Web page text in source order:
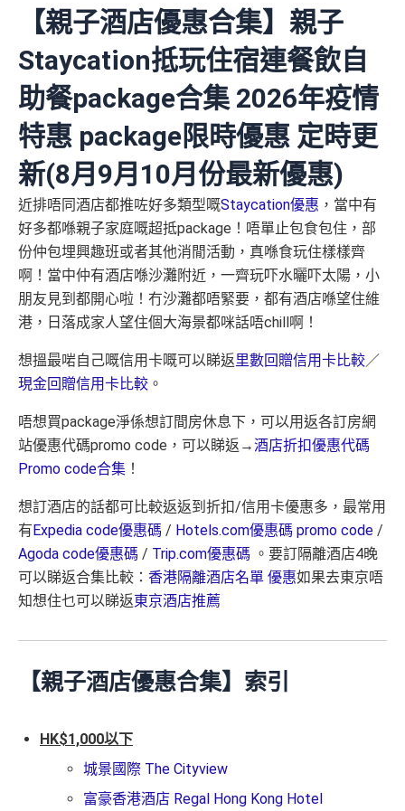
【親子酒店優惠合集】親子
Staycation抵玩住宿連餐飲自
助餐package合集 2026年疫情
特惠 package限時優惠 定時更
新(8月9月10月份最新優惠)
近排唔同酒店都推咗好多類型嘅Staycation優惠 ，當中有
好多都喺親子家庭嘅超抵package！唔單止包食包住，部
份仲包埋興趣班或者其他消閒活動，真喺食玩住樣樣齊
啊！當中仲有酒店喺沙灘附近，一齊玩吓水曬吓太陽，小
朋友見到都開心啦！冇沙灘都唔緊要，都有酒店喺望住維
港，日落成家人望住個大海景都咪話唔chill啊！
想搵最啱自己嘅信用卡嘅可以睇返里數回贈信用卡比較／
現金回贈信用卡比較 。
唔想買package淨係想訂間房休息下，可以用返各訂房網
站優惠代碼promo code，可以睇返→酒店折扣優惠代碼
Promo code合集 ！
想訂酒店的話都可比較返返到折扣/信用卡優惠多，最常用
有 Expedia code優惠碼 / Hotels.com優惠碼 promo code /
Agoda code優惠碼 / Trip.com優惠碼 。要訂隔離酒店4晚
可以睇返合集比較： 香港隔離酒店名單 優惠如果去東京唔
知想住乜可以睇返東京酒店推薦
【親子酒店優惠合集】索引
HK$1,000以下
城景國際 The Cityview
富豪香港酒店 Regal Hong Kong Hotel